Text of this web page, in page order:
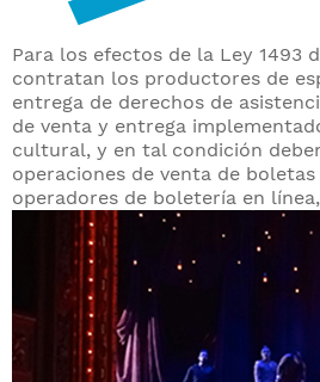
Para los efectos de la Ley 1493
contratan los productores de
entrega de derechos de
de venta y entrega
cultural, y en tal condición
operaciones de venta de
operadores de boletería en